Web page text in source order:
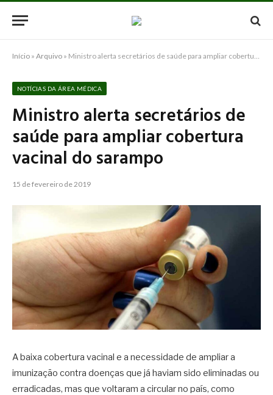
Início » Arquivo » Ministro alerta secretários de saúde para ampliar cobertura vacinal do sarampo
NOTÍCIAS DA ÁREA MÉDICA
Ministro alerta secretários de
saúde para ampliar cobertura
vacinal do sarampo
15 de fevereiro de 2019
A baixa cobertura vacinal e a necessidade de ampliar a
imunização contra doenças que já haviam sido eliminadas ou
erradicadas, mas que voltaram a circular no país, como